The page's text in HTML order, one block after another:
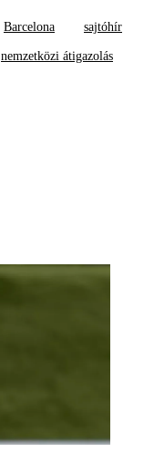
Barcelona sajtóhír
nemzetközi átigazolás